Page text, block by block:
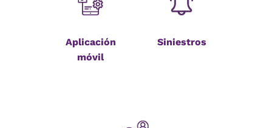
Aplicación
móvil
Siniestros